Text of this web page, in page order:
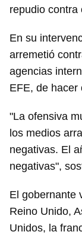
repudio contra
En su
arremetió
agencias
EFE, de hacer
"La ofensiva
los medios
negativas. El
negativas",
El gobernante
Reino Unido,
Unidos, la